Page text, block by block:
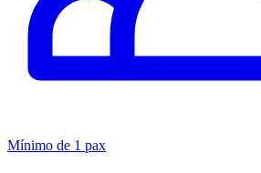
Mínimo de 1 pax